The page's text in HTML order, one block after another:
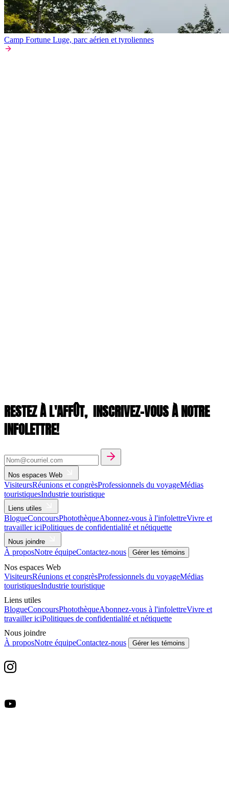
Camp Fortune Luge, parc aérien et tyroliennes
RESTEZ À L'AFFÛT, INSCRIVEZ-VOUS À NOTRE
INFOLETTRE!
Nos espaces Web
VisiteursRéunions et congrèsProfessionnels du voyageMédias
touristiquesIndustrie touristique
Liens utiles
BlogueConcoursPhotothèqueAbonnez-vous à l'infolettreVivre et
travailler iciPolitiques de confidentialité et nétiquette
Nous joindre
À proposNotre équipeContactez-nous Gérer les témoins
Nos espaces Web
VisiteursRéunions et congrèsProfessionnels du voyageMédias
touristiquesIndustrie touristique
Liens utiles
BlogueConcoursPhotothèqueAbonnez-vous à l'infolettreVivre et
travailler iciPolitiques de confidentialité et nétiquette
Nous joindre
À proposNotre équipeContactez-nous Gérer les témoins